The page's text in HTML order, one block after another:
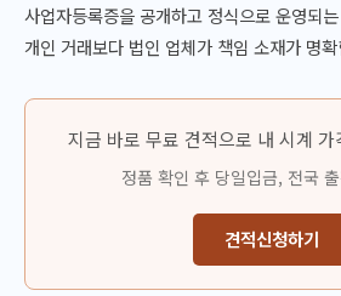
사업자등록증을 공개하고 정식으로 운영되
개인 거래보다 법인 업체가 책임 소재가 명
지금 바로 무료 견적으로 내 시계
정품 확인 후 당일입금, 전국
견적신청하기